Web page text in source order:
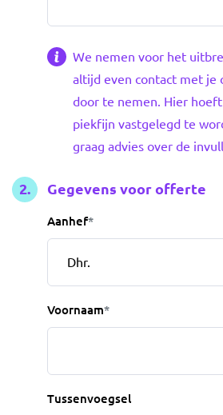
We nemen voor het
altijd even contact met je
door te nemen. Hier
piekfijn vastgelegd te
graag advies over de
Gegevens voor offerte
Aanhef*
Voornaam*
Tussenvoegsel